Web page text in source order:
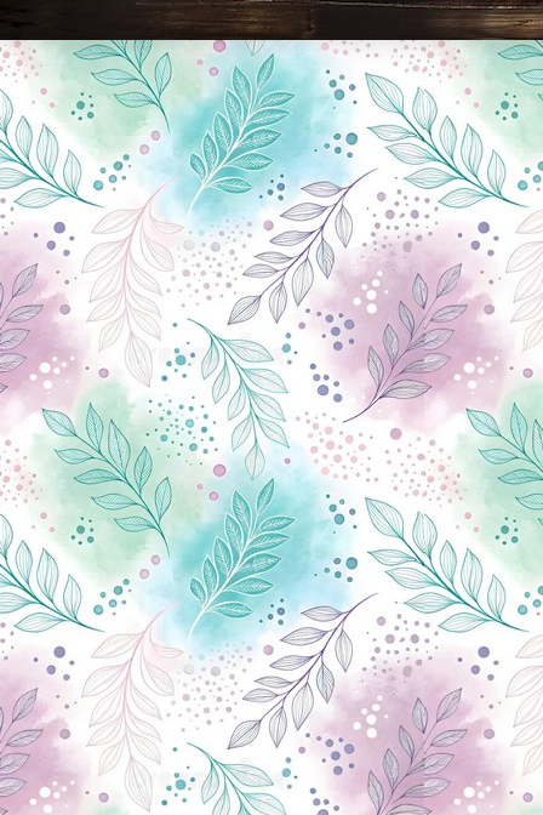
Новини Чернігова, Чернігівські новини, Чернігівський формат, новини Чернігова, події в Чернігові: політика, економіка, аналітика, культура, відеоновини, екологія, спортивний Чернігів, туризм, Чернігів